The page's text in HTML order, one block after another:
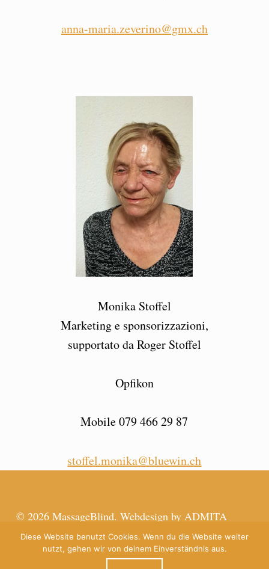
anna-maria.zeverino@gmx.ch
Monika Stoffel
Marketing e sponsorizzazioni,
supportato da Roger Stoffel
Opfikon
Mobile 079 466 29 87
stoffel.monika@bluewin.ch
Skip back to main navigation
© 2026 MassageBlind. Webdesign by ADMITA
based on Theme Icelander.
Diese Website benutzt Cookies. Wenn du die Website weiter
nutzt, gehen wir von deinem Einverständnis aus.